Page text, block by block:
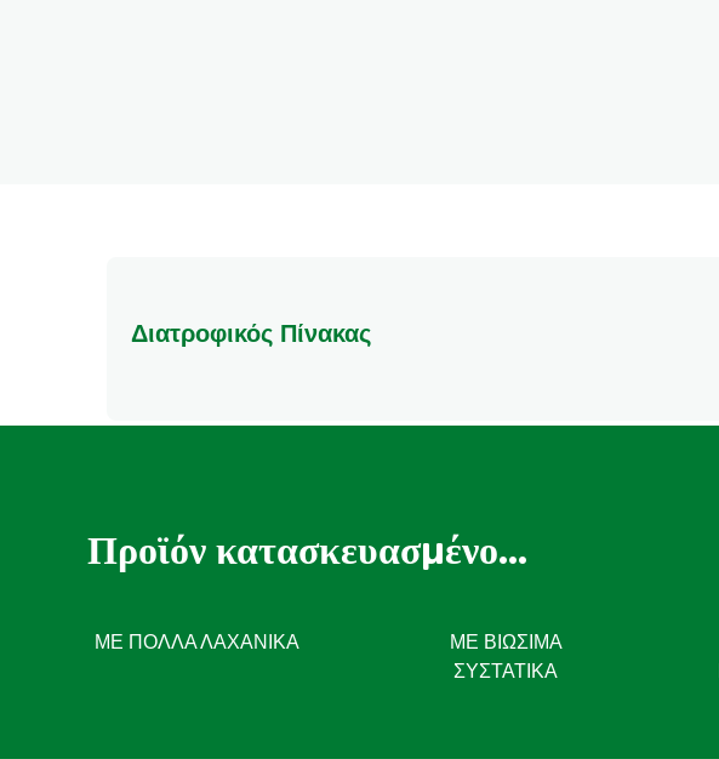
Διατροφικός Πίνακας
Προϊόν κατασκευασμένο...
ΜΕ ΠΟΛΛΆ ΛΑΧΑΝΙΚΆ
ΜΕ ΒΙΏΣΙΜΑ
ΣΥΣΤΑΤΙΚΆ